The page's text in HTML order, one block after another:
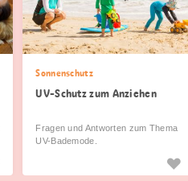
Sonnenschutz
UV-Schutz zum Anziehen
Fragen und Antworten zum Thema
UV-Bademode.